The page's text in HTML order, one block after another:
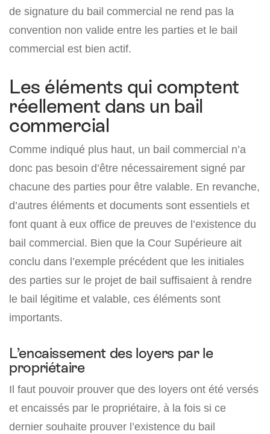
de signature du bail commercial ne rend pas la
convention non valide entre les parties et le bail
commercial est bien actif.
Les éléments qui comptent
réellement dans un bail
commercial
Comme indiqué plus haut, un bail commercial n’a
donc pas besoin d’être nécessairement signé par
chacune des parties pour être valable. En revanche,
d’autres éléments et documents sont essentiels et
font quant à eux office de preuves de l’existence du
bail commercial. Bien que la Cour Supérieure ait
conclu dans l’exemple précédent que les initiales
des parties sur le projet de bail suffisaient à rendre
le bail légitime et valable, ces éléments sont
importants.
L’encaissement des loyers par le
propriétaire
Il faut pouvoir prouver que des loyers ont été versés
et encaissés par le propriétaire, à la fois si ce
dernier souhaite prouver l’existence du bail